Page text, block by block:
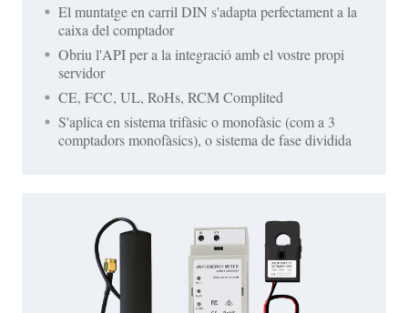
El muntatge en carril DIN s'adapta perfectament a la
caixa del comptador
Obriu l'API per a la integració amb el vostre propi
servidor
CE, FCC, UL, RoHs, RCM Complited
S'aplica en sistema trifàsic o monofàsic (com a 3
comptadors monofàsics), o sistema de fase dividida